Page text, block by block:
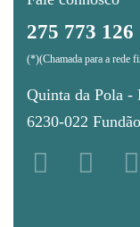
275 773
(*)(Chamada para a rede
Quinta da Pola -
6230-022 Fundão